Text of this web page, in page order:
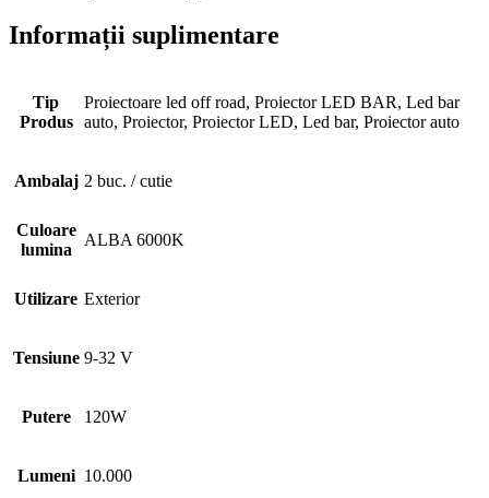
Informații suplimentare
Tip
Produs
Proiectoare led off road, Proiector LED BAR, Led bar
auto, Proiector, Proiector LED, Led bar, Proiector auto
Ambalaj 2 buc. / cutie
Culoare
lumina
ALBA 6000K
Utilizare Exterior
Tensiune 9-32 V
Putere 120W
Lumeni 10.000